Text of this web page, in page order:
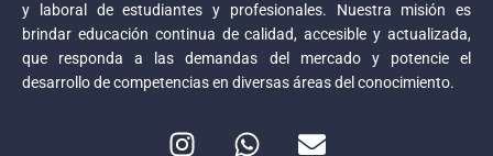
y laboral de estudiantes y profesionales. Nuestra misión es
brindar educación continua de calidad, accesible y actualizada,
que responda a las demandas del mercado y potencie el
desarrollo de competencias en diversas áreas del conocimiento.